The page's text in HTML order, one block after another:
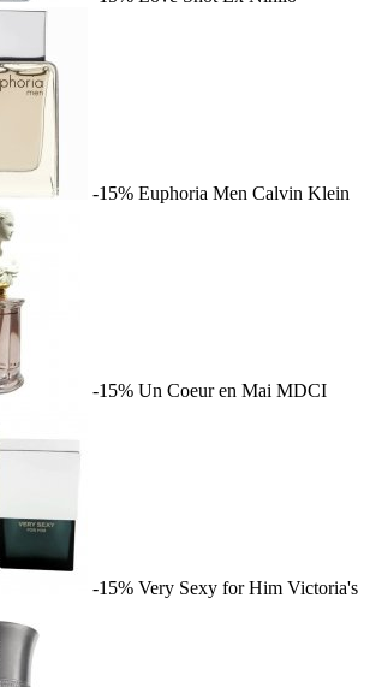
-15% Euphoria Men Calvin Klein
-15% Un Coeur en Mai MDCI
-15% Very Sexy for Him Victoria's